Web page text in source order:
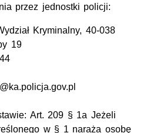
przez jednostki policji:
Kryminalny, 40-038
19
Art. 209 § 1a Jeżeli
w § 1 naraża osobę